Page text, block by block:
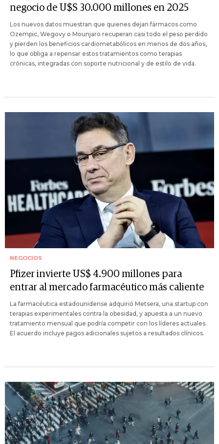
negocio de U$S 30.000 millones en 2025
Los nuevos datos muestran que quienes dejan fármacos como
Ozempic, Wegovy o Mounjaro recuperan casi todo el peso perdido
y pierden los beneficios cardiometabólicos en menos de dos años,
lo que obliga a repensar estos tratamientos como terapias
crónicas, integradas con soporte nutricional y de estilo de vida.
NEGOCIOS
Pfizer invierte US$ 4.900 millones para
entrar al mercado farmacéutico más caliente
La farmacéutica estadounidense adquirió Metsera, una startup con
terapias experimentales contra la obesidad, y apuesta a un nuevo
tratamiento mensual que podría competir con los líderes actuales.
El acuerdo incluye pagos adicionales sujetos a resultados clínicos.